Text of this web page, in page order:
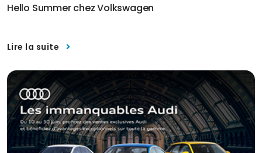
Hello Summer chez Volkswagen
Lire la suite